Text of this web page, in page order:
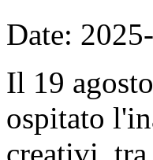
Date:
Il 19
ospitato
creativi,